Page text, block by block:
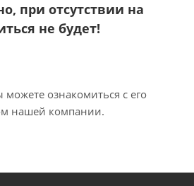
при отсутствии на
не будет!
ознакомиться с его
нашей компании.